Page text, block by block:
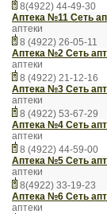
8(4922) 44-49-30
Аптека №11 Сеть
аптеки
8 (4922) 26-05-11
Аптека №2 Сеть
аптеки
8 (4922) 21-12-16
Аптека №3 Сеть
аптеки
8 (4922) 53-67-29
Аптека №4 Сеть
аптеки
8 (4922) 44-59-00
Аптека №5 Сеть
аптеки
8(4922) 33-19-23
Аптека №6 Сеть
аптеки